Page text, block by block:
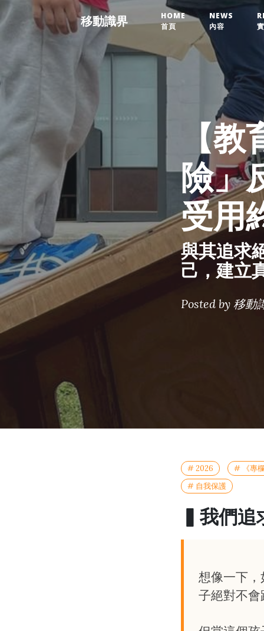
移動識界
HOME
首頁
NEWS
內容
【
險」
受用
與其追求
己，建立
Posted by 移動
# 2026
# 《專
# 自我保護
▍我們追
想像一下
子絕對不